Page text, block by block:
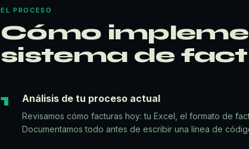
EL PROCESO
Cómo
sistema de
1 Análisis de tu proceso actual
Revisamos cómo facturas hoy: tu Excel, el formato de
Documentamos todo antes de escribir una línea de